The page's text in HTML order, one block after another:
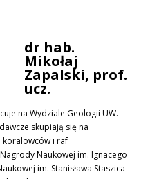
dr hab.
Mikołaj
Zapalski, prof.
ucz.
na Wydziale Geologii UW.
skupiają się na
koralowców i raf
Naukowej im. Ignacego
im. Stanisława Staszica